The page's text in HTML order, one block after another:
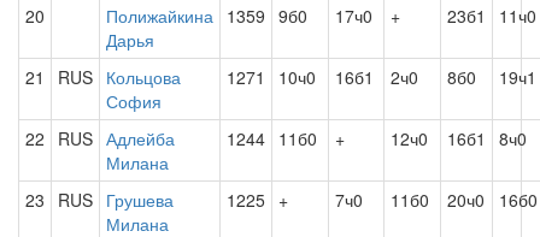
20
Полижайкина
Дарья
1359 9б0 17ч0 + 23б1 11ч0
21 RUS Кольцова
София
1271 10ч0 16б1 2ч0 8б0 19ч1
22 RUS Адлейба
Милана
1244 11б0 + 12ч0 16б1 8ч0
23 RUS Грушева
Милана
1225 + 7ч0 11б0 20ч0 16б0